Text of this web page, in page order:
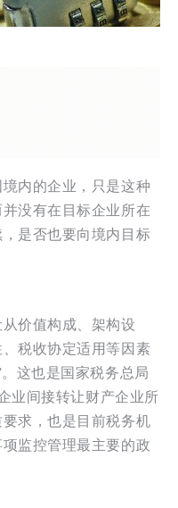
内的企业，
只是这种
没有在目标企业所在
是否也要向境内目标
从价值构成、架构设
税收协定适用 等因素
这也是国家税务总局
业间接转让财产企业所
求，也是目前税务机
监控管理最主要的政